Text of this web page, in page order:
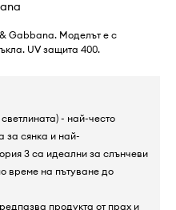
Gabbana. Моделът е с
UV защита 400.
- най-често
за сянка и най-
3 са идеални за слънчеви
време на пътуване до
продукта от прах и